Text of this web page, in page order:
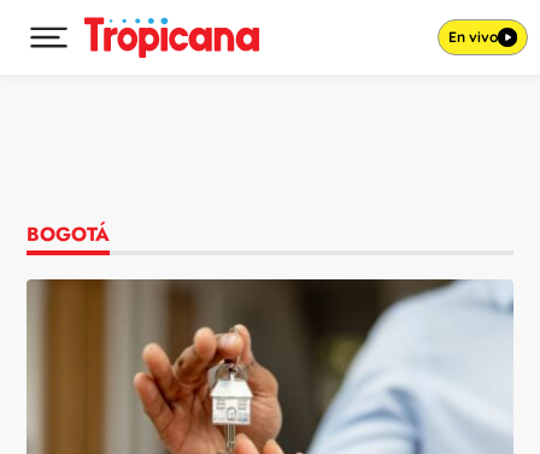
Desplegar menú principal En vivo
BOGOTÁ